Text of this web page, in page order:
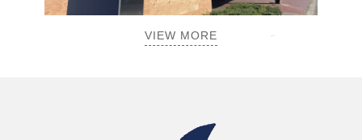
VIEW MORE